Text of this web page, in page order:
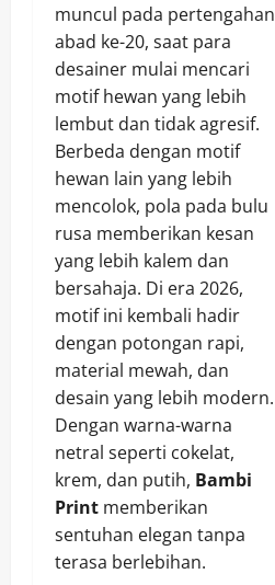
muncul pada pertengahan
abad ke-20, saat para
desainer mulai mencari
motif hewan yang lebih
lembut dan tidak agresif.
Berbeda dengan motif
hewan lain yang lebih
mencolok, pola pada bulu
rusa memberikan kesan
yang lebih kalem dan
bersahaja. Di era 2026,
motif ini kembali hadir
dengan potongan rapi,
material mewah, dan
desain yang lebih modern.
Dengan warna-warna
netral seperti cokelat,
krem, dan putih, Bambi
Print memberikan
sentuhan elegan tanpa
terasa berlebihan.